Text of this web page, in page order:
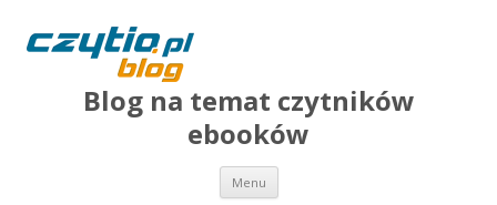
Blog na temat czytników
ebooków
Menu Przejdź do treści